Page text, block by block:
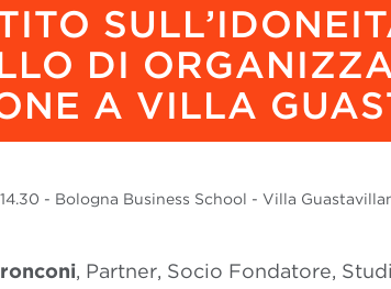
DI
A VILLA
- Bologna Business School - Villa
, Partner, Socio Fondatore,